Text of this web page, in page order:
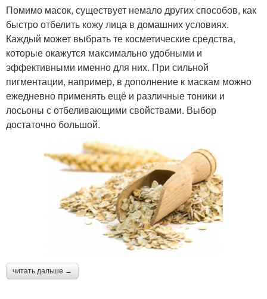
Помимо масок, существует немало других способов, как
быстро отбелить кожу лица в домашних условиях.
Каждый может выбрать те косметические средства,
которые окажутся максимально удобными и
эффективными именно для них. При сильной
пигментации, например, в дополнение к маскам можно
ежедневно применять ещё и различные тоники и
лосьоны с отбеливающими свойствами. Выбор
достаточно большой.
читать дальше →